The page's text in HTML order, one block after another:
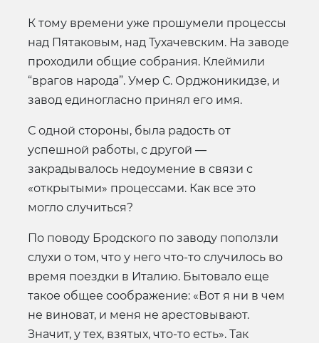
К тому времени уже прошумели процессы
над Пятаковым, над Тухачевским. На заводе
проходили общие собрания. Клеймили
“врагов народа”. Умер С. Орджоникидзе, и
завод единогласно принял его имя.
С одной стороны, была радость от
успешной работы, с другой —
закрадывалось недоумение в связи с
«открытыми» процессами. Как все это
могло случиться?
По поводу Бродского по заводу поползли
слухи о том, что у него что-то случилось во
время поездки в Италию. Бытовало еще
такое общее соображение: «Вот я ни в чем
не виноват, и меня не арестовывают.
Значит, у тех, взятых, что-то есть». Так